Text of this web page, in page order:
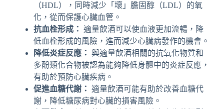
（HDL），同時減少「壞」膽固醇（LDL）的氧
化，從而保護心臟血管。
抗血栓形成： 適量飲酒可以使血液更加流暢，降
低血栓形成的風險，進而減少心臟病發作的機會。
降低炎症反應： 與適量飲酒相關的抗氧化物質和
多酚類化合物被認為能夠降低身體中的炎症反應，
有助於預防心臟疾病。
促進血糖代謝： 適量飲酒可能有助於改善血糖代
謝，降低糖尿病對心臟的損害風險。